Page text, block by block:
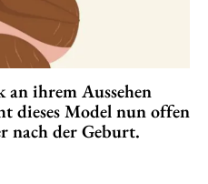
ihrem Aussehen
dieses Model nun offen
nach der Geburt.